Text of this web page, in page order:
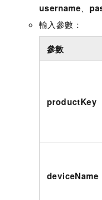
username
輸入參數：
參數
productKey
deviceName